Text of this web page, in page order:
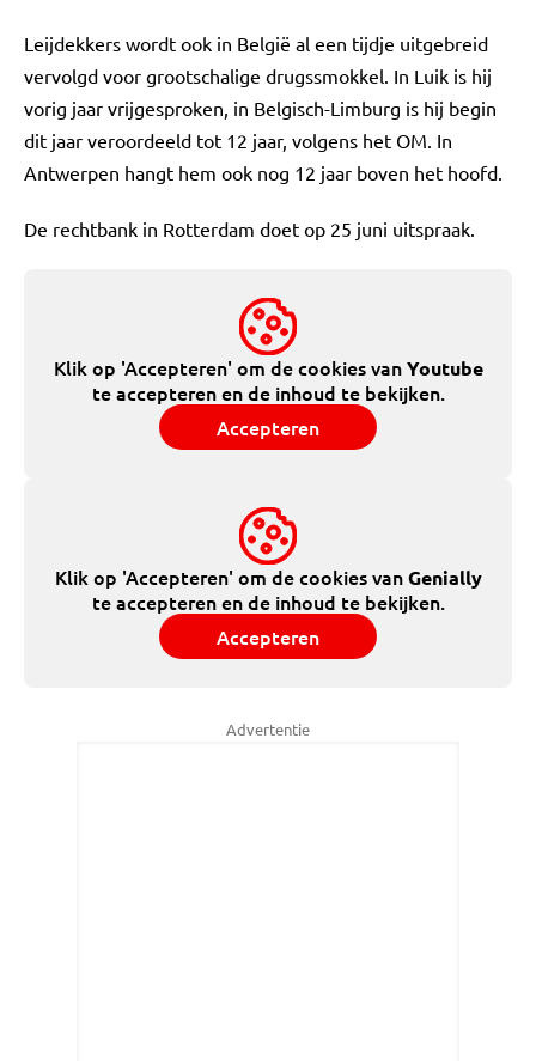
Leijdekkers wordt ook in België al een tijdje uitgebreid
vervolgd voor grootschalige drugssmokkel. In Luik is hij
vorig jaar vrijgesproken, in Belgisch-Limburg is hij begin
dit jaar veroordeeld tot 12 jaar, volgens het OM. In
Antwerpen hangt hem ook nog 12 jaar boven het hoofd.
De rechtbank in Rotterdam doet op 25 juni uitspraak.
Klik op 'Accepteren' om de cookies vanYoutube
te accepteren en de inhoud te bekijken.
Accepteren
Klik op 'Accepteren' om de cookies vanGenially
te accepteren en de inhoud te bekijken.
Accepteren
Advertentie